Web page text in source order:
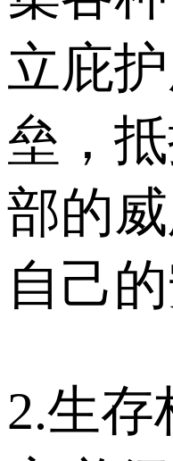
立庇
垒，
部的
自己的
2.生存